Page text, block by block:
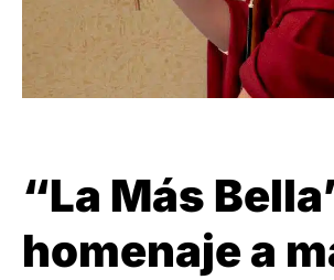
“La Más
homenaje a